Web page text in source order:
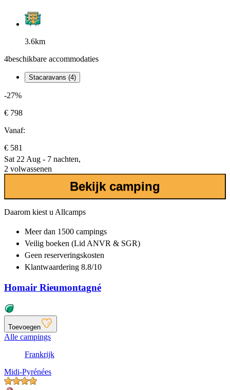
3.6km
4beschikbare accommodaties
Stacaravans (4)
-27%
€ 798
Vanaf:
€ 581
Sat 22 Aug - 7 nachten,
2 volwassenen
Bekijk camping
Daarom kiest u Allcamps
Meer dan 1500 campings
Veilig boeken (Lid ANVR & SGR)
Geen reserveringskosten
Klantwaardering 8.8/10
Homair Rieumontagné
Toevoegen
Alle campings
Frankrijk
Midi-Pyrénées